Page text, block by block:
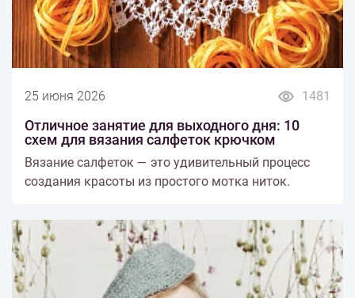
1481
25 июня 2026
Отличное занятие для выходного дня: 10
схем для вязания салфеток крючком
Вязание салфеток — это удивительный процесс
создания красоты из простого мотка ниток.